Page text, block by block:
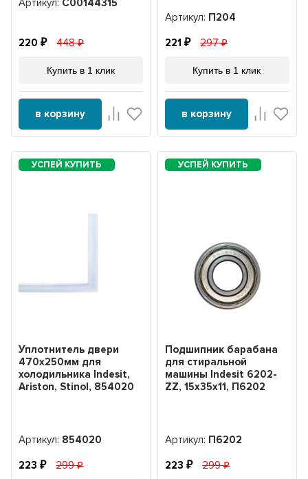
Артикул: C00144315
220 448
Купить в 1 клик
в корзину
Артикул: П204
221 297
Купить в 1 клик
в корзину
Уплотнитель двери
470х250мм для
холодильника Indesit,
Ariston, Stinol, 854020
Артикул: 854020
223 299
Подшипник барабана
для стиральной
машины Indesit 6202-
ZZ, 15x35x11, П6202
Артикул: П6202
223 299